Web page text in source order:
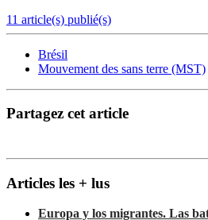
11 article(s) publié(s)
Brésil
Mouvement des sans terre (MST)
Partagez cet article
Articles les + lus
Europa y los migrantes. Las